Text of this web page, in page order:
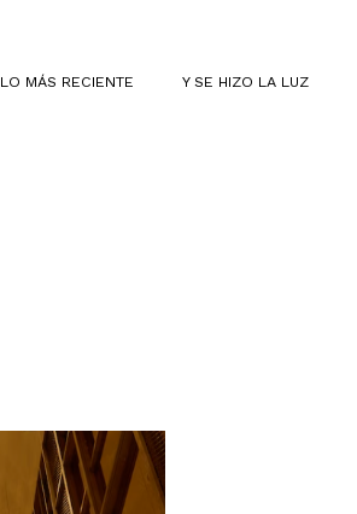
LO MÁS RECIENTE Y SE HIZO LA LUZ